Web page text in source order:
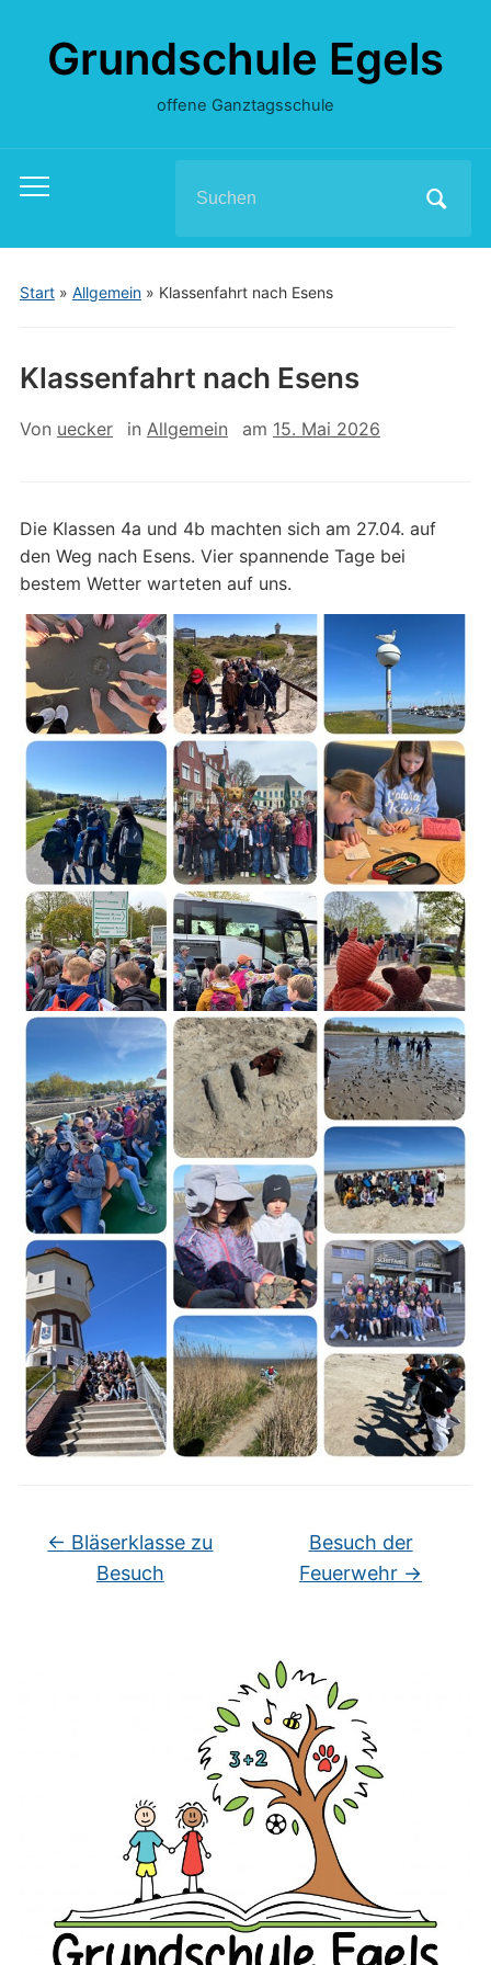
Grundschule Egels
offene Ganztagsschule
Toggle
menu
for:
Start» Allgemein» Klassenfahrt nach Esens
Klassenfahrt nach Esens
Von uecker in Allgemein am 15. Mai 2026
Die Klassen 4a und 4b machten sich am 27.04. auf
den Weg nach Esens. Vier spannende Tage bei
bestem Wetter warteten auf uns.
← Bläserklasse zu
Besuch
Besuch der
Feuerwehr →